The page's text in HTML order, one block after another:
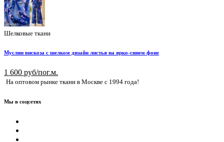
Шелковые ткани
Муслин вискоза с шелком дизайн листья на ярко-синем фоне
1 600 руб/пог.м.
На оптовом рынке ткани в Москве с 1994 года!
Мы в соцсетях